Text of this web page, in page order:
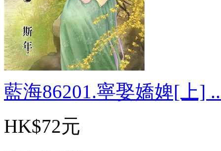
藍海86201.寧娶嬌婢[上]
HK$72元